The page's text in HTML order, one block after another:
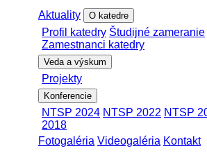
Aktuality O katedre
Profil katedry Študijné zameranie
Zamestnanci katedry
Veda a výskum
Projekty
Konferencie
NTSP 2024 NTSP 2022 NTSP
2018
Fotogaléria Videogaléria Kontakt